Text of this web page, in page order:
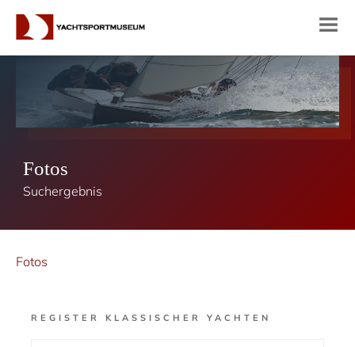
Fotos
Suchergebnis
Fotos
REGISTER KLASSISCHER YACHTEN